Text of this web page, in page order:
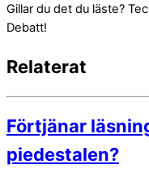
Gillar du det du läste?
Debatt!
Relaterat
Förtjänar
piedestalen?